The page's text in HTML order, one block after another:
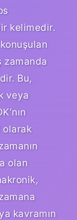
kelimedir.
zamanda
Bu,
veya
olarak
olan
kavramın